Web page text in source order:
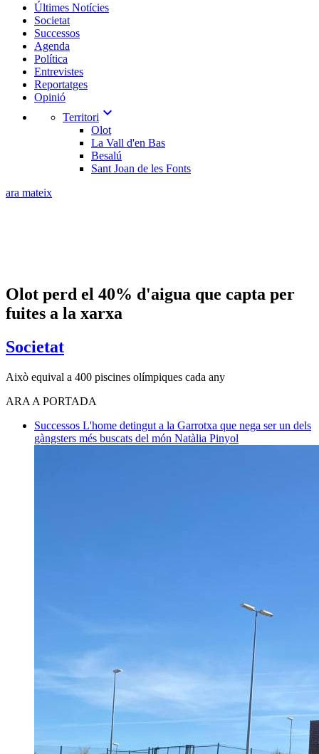
Últimes Notícies
Societat
Successos
Agenda
Política
Entrevistes
Reportatges
Opinió
Territori expand_more
Olot
La Vall d'en Bas
Besalú
Sant Joan de les Fonts
ara mateix
​Olot perd el 40% d'aigua que capta per
fuites a la xarxa
Societat
Això equival a 400 piscines olímpiques cada any
ARA A PORTADA
Successos L'home detingut a la Garrotxa que nega ser un dels
gàngsters més buscats del món Natàlia Pinyol